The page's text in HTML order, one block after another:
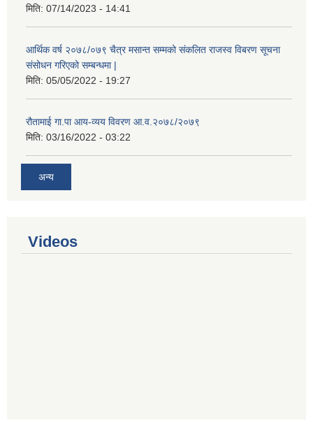
मिति: 07/14/2023 - 14:41
आर्थिक वर्ष २०७८/०७९ चैत्र मसान्त सम्मको संकलित राजस्व विबरण सूचना
संसोधन गरिएको सम्बन्धमा |
मिति: 05/05/2022 - 19:27
रौतामाई गा.पा आय-व्यय विवरण आ.व.२०७८/२०७९
मिति: 03/16/2022 - 03:22
अन्य
Videos